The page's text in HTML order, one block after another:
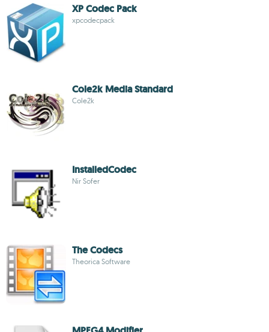
XP Codec Pack
xpcodecpack
Cole2k Media Standard
Cole2k
InstalledCodec
Nir Sofer
The Codecs
Theorica Software